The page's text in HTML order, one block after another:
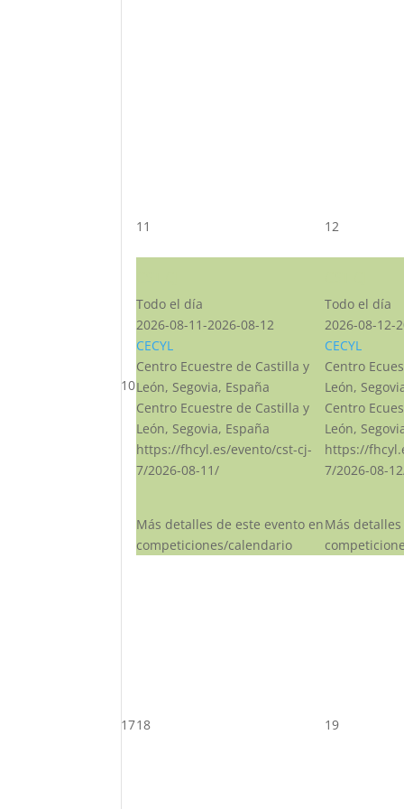
10
11
Todo el día
2026-08-11-2026-08-12
CECYL
Centro Ecuestre de Castilla y
León, Segovia, España
Centro Ecuestre de Castilla y
León, Segovia, España
https://fhcyl.es/evento/cst-cj-
7/2026-08-11/
Más detalles de este evento en
competiciones/calendario
12
Todo el día
2026-08-12-
CECYL
Centro
León,
Centro
León,
https://
7/2026-08-
Más
1718 19